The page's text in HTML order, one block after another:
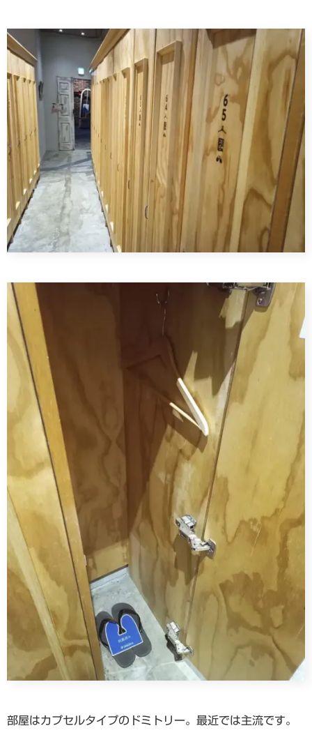
部屋はカプセルタイプのドミトリー。最近では主流です。